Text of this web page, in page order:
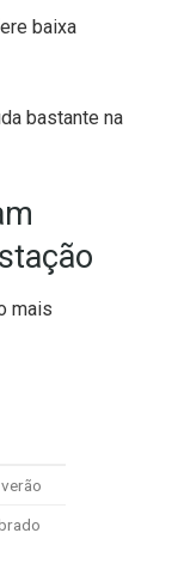
baixa
bastante na
mais